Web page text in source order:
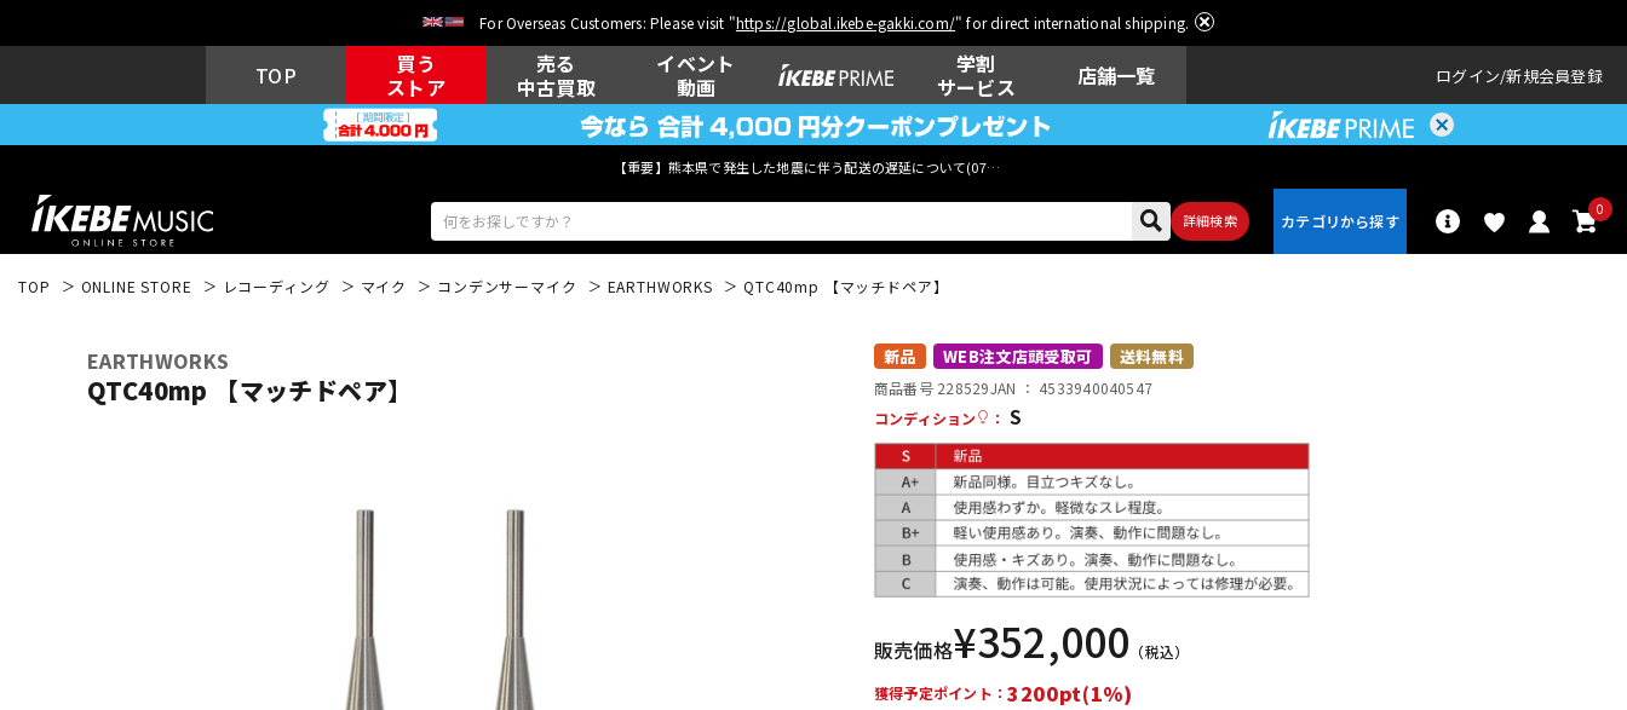
For Overseas Customers: Please visit "https://global.ikebe-gakki.com/" for direct international shipping.
TOP
買う
ストア
売る
中古買取
イベント
動画
学割
サービス
店舗一覧 ログイン 新規会員登録
【重要】熊本県で発生した地震に伴う配送の遅延について(07月29日
詳細検索
0
ウクレレ ドラム
その他楽器
レコーディン
グ機器
配信/ライブ
機器
ヴィンテージ
TOP ONLINE STORE レコーディング マイク コンデンサーマイク EARTHWORKS QTC40mp 【マッチドペア】
EARTHWORKS
QTC40mp 【マッチドペア】
新品 WEB注文店頭受取可 送料無料
商品番号 228529JAN ： 4533940040547
コンディション
： S
販売価格¥352,000 （税込）
獲得予定ポイント：3200pt(1%)